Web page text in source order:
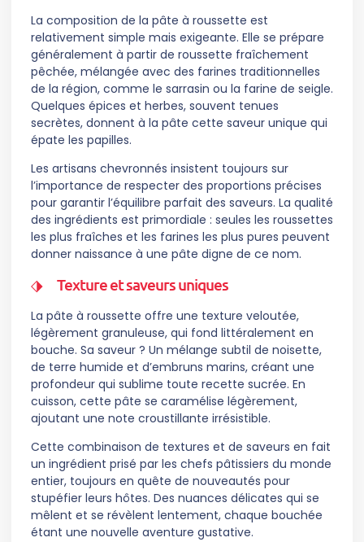
La composition de la pâte à roussette est
relativement simple mais exigeante. Elle se prépare
généralement à partir de roussette fraîchement
pêchée, mélangée avec des farines traditionnelles
de la région, comme le sarrasin ou la farine de seigle.
Quelques épices et herbes, souvent tenues
secrètes, donnent à la pâte cette saveur unique qui
épate les papilles.
Les artisans chevronnés insistent toujours sur
l’importance de respecter des proportions précises
pour garantir l’équilibre parfait des saveurs. La qualité
des ingrédients est primordiale : seules les roussettes
les plus fraîches et les farines les plus pures peuvent
donner naissance à une pâte digne de ce nom.
Texture et saveurs uniques
La pâte à roussette offre une texture veloutée,
légèrement granuleuse, qui fond littéralement en
bouche. Sa saveur ? Un mélange subtil de noisette,
de terre humide et d’embruns marins, créant une
profondeur qui sublime toute recette sucrée. En
cuisson, cette pâte se caramélise légèrement,
ajoutant une note croustillante irrésistible.
Cette combinaison de textures et de saveurs en fait
un ingrédient prisé par les chefs pâtissiers du monde
entier, toujours en quête de nouveautés pour
stupéfier leurs hôtes. Des nuances délicates qui se
mêlent et se révèlent lentement, chaque bouchée
étant une nouvelle aventure gustative.